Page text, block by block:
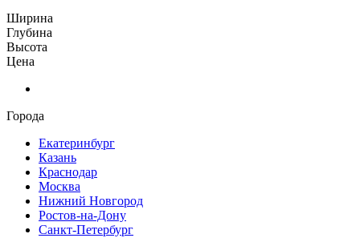
Ширина
Глубина
Высота
Цена
Города
Екатеринбург
Казань
Краснодар
Москва
Нижний Новгород
Ростов-на-Дону
Санкт-Петербург